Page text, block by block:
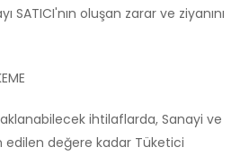
SATICI'nın oluşan zarar ve ziyanını
ihtilaflarda, Sanayi ve
edilen değere kadar Tüketici